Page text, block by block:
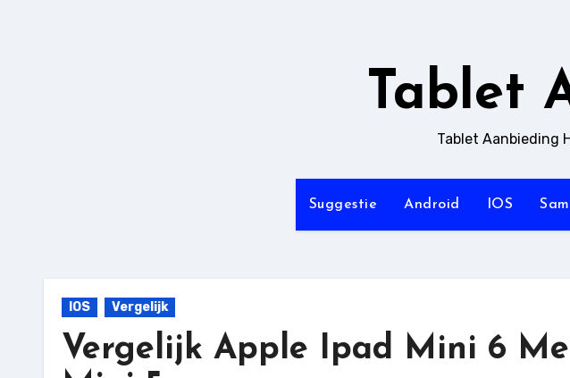
Tablet
Tablet Aanbieding
Suggestie Android IOS
IOS Vergelijk
Vergelijk Apple Ipad Mini 6